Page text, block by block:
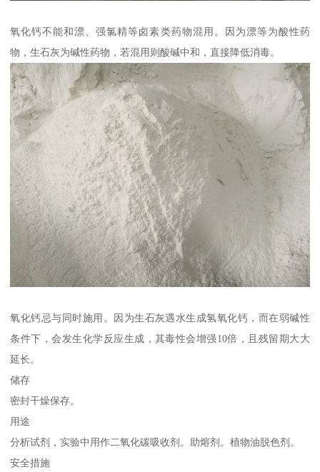
氧化钙不能和漂、强氯精等卤素类药物混用。因为漂等为酸性药
物，生石灰为碱性药物，若混用则酸碱中和，直接降低消毒。
氧化钙忌与同时施用。因为生石灰遇水生成氢氧化钙，而在弱碱性
条件下，会发生化学反应生成，其毒性会增强10倍，且残留期大大
延长。
储存
密封干燥保存。
用途
分析试剂，实验中用作二氧化碳吸收剂。助熔剂。植物油脱色剂。
安全措施